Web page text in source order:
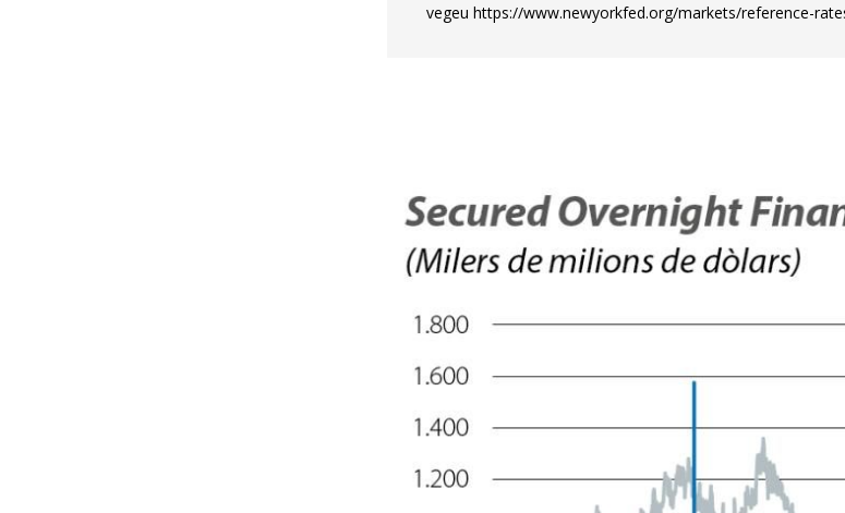
vegeu https://www.newyorkfed.org/markets/reference-